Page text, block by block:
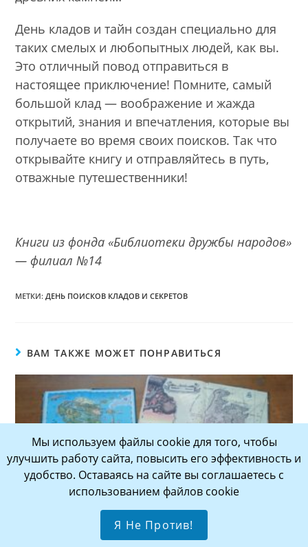
День кладов и тайн создан специально для
таких смелых и любопытных людей, как вы.
Это отличный повод отправиться в
настоящее приключение! Помните, самый
большой клад — воображение и жажда
открытий, знания и впечатления, которые вы
получаете во время своих поисков. Так что
открывайте книгу и отправляйтесь в путь,
отважные путешественники!
Книги из фонда «Библиотеки дружбы народов»
— филиал №14
МЕТКИ:ДЕНЬ ПОИСКОВ КЛАДОВ И СЕКРЕТОВ
ВАМ ТАКЖЕ МОЖЕТ ПОНРАВИТЬСЯ
Мы используем файлы cookie для того, чтобы
улучшить работу сайта, повысить его эффективность и
удобство. Оставаясь на сайте вы соглашаетесь с
использованием файлов cookie
Я Не Против!